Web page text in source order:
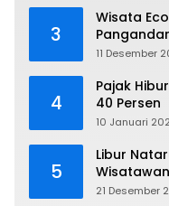
3
Wisata
11 Desember
4
Pajak
40 Persen
10 Januari
5
Libur
21 Desember